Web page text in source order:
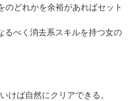
のどれかを余裕があればセット
るべく消去系スキルを持つ女の
けば自然にクリアできる。